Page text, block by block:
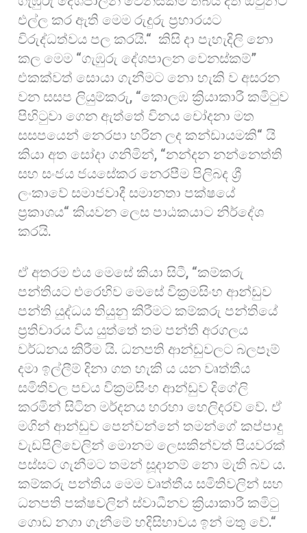
එල්ල කර ඇති මෙම රුදුරු ප්‍රහාරයට
විරුද්ධත්වය පල කරයි.“ කිසි දා පැහැදිලි නො
කල මෙම “ගැඹුරු දේශපාලන වෙනස්කම්”
එකක්වත් සොයා ගැනීමට නො හැකි ව අසරන
වන සසප ලියුම්කරු, “කොලඹ ක්‍රියාකාරී කමිටුව
පිහිටුවා ගෙන ඇත්තේ විනය චෝදනා මත
සසපයෙන් නෙරපා හරින ලද කන්ඩායමකි“ යි
කියා අත සෝදා ගනිමින්, “නන්දන නන්නෙත්ති
සහ සංජය ජයසේකර නෙරපීම පිලිබද ශ්‍රී
ලංකාවේ සමාජවාදී සමානතා පක්ෂයේ
ප්‍රකාශය“ කියවන ලෙස පාඨකයාට නිර්දේශ
කරයි.
ඒ අතරම එය මෙසේ කියා සිටී, “කම්කරු
පන්තියට එරෙහිව මෙසේ වික්‍රමසිංහ ආන්ඩුව
පන්ති යුද්ධය තියුනු කිරීමට කම්කරු පන්තියේ
ප්‍රතිචාරය විය යුත්තේ තම පන්ති අරගලය
වර්ධනය කිරීම යි. ධනපති ආන්ඩුවලට බලපෑම්
දමා ඉල්ලීම් දිනා ගත හැකි ය යන වෘත්තීය
සමිතිවල පචය වික්‍රමසිංහ ආන්ඩුව දිගේලි
කරමින් සිටින මර්දනය හරහා හෙලිදරව් වේ. ඒ
මගින් ආන්ඩුව පෙන්වන්නේ තමන්ගේ කප්පාදු
වැඩපිලිවෙලින් මොනම ලෙසකින්වත් පියවරක්
පස්සට ගැනීමට තමන් සූදානම් නො මැති බව ය.
කම්කරු පන්තිය මෙම වෘත්තීය සමිතිවලින් සහ
ධනපති පක්ෂවලින් ස්වාධීනව ක්‍රියාකාරී කමිටු
ගොඩ නගා ගැනීමේ හදිසිභාවය ඉන් මතු වේ.“